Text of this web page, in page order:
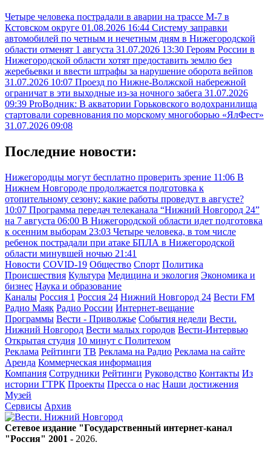
Четыре человека пострадали в аварии на трассе М-7 в
Кстовском округе 01.08.2026 16:44 Систему заправки
автомобилей по четным и нечетным дням в Нижегородской
области отменят 1 августа 31.07.2026 13:30 Героям России в
Нижегородской области хотят предоставить землю без
жеребьевки и ввести штрафы за нарушение оборота вейпов
31.07.2026 10:07 Проезд по Нижне-Волжской набережной
ограничат в эти выходные из-за ночного забега 31.07.2026
09:39 ProВодник: В акватории Горьковского водохранилища
стартовали соревнования по морскому многоборью «ЯлФест»
31.07.2026 09:08
Последние новости:
Нижегородцы могут бесплатно проверить зрение 11:06 В
Нижнем Новгороде продолжается подготовка к
отопительному сезону: какие работы проведут в августе?
10:07 Программа передач телеканала “Нижний Новгород 24”
на 7 августа 06:00 В Нижегородской области идет подготовка
к осенним выборам 23:03 Четыре человека, в том числе
ребенок пострадали при атаке БПЛА в Нижегородской
области минувшей ночью 21:41
Новости COVID-19 Общество Спорт Политика
Происшествия Культура Медицина и экология Экономика и
бизнес Наука и образование
Каналы Россия 1 Россия 24 Нижний Новгород 24 Вести FM
Радио Маяк Радио России Интернет-вещание
Программы Вести - Приволжье События недели Вести.
Нижний Новгород Вести малых городов Вести-Интервью
Открытая студия 10 минут с Политехом
Реклама Рейтинги ТВ Реклама на Радио Реклама на сайте
Аренда Коммерческая информация
Компания Сотрудники Рейтинги Руководство Контакты Из
истории ГТРК Проекты Пресса о нас Наши достижения
Музей
Сервисы Архив
Сетевое издание "Государственный интернет-канал
"Россия" 2001 - 2026.